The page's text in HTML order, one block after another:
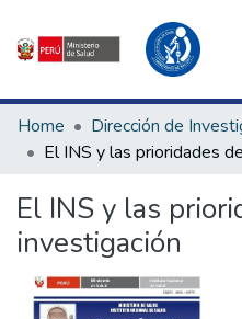
Communities & Collections
All of DSpace
Estadísticas Externas
Enlaces de interés ▾
Home
El INS y las
investigación